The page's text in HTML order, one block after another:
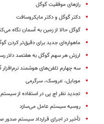
رازهای موفقیت گوگل
دکتر گوگل و دکتر مایکروسافت
گوگل حالا از زمین به آسمان نگاه
ماهواره‌ای جدید برای دقیق‌تر کردن
ارزش هر سهم گوگل به هفتصد دلار
سه چهارم تلفن‌های هوشمند نرم‌افزار
موبایل، عروسک، سرگرمی
تجدید نظر اچ‌ پی در استفاده از
روسیه سیستم عامل می‌سازد
تأخیر در اجرای قرارداد سیستم